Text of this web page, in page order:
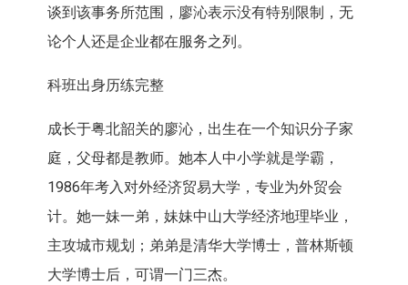
谈到该事务所范围，廖沁表示没有特别限制，无
论个人还是企业都在服务之列。
科班出身历练完整
成长于粤北韶关的廖沁，出生在一个知识分子家
庭，父母都是教师。她本人中小学就是学霸，
1986年考入对外经济贸易大学，专业为外贸会
计。她一妹一弟，妹妹中山大学经济地理毕业，
主攻城市规划；弟弟是清华大学博士，普林斯顿
大学博士后，可谓一门三杰。